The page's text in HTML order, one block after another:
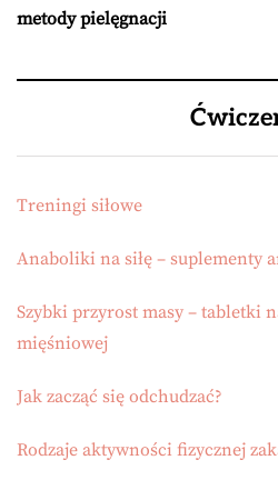
metody pielęgnacji
Treningi siłowe
Anaboliki na siłę – suplementy
Szybki przyrost masy – tabletki
mięśniowej
Jak zacząć się odchudzać?
Rodzaje aktywności fizycznej